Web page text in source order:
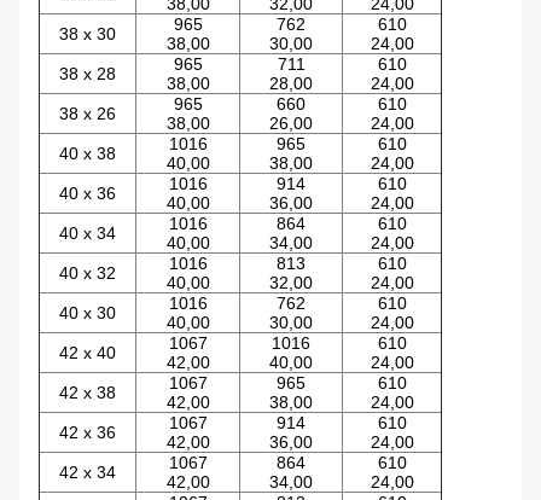
38 x 30
965
38,00
762
30,00
610
24,00
38 x 28
965
38,00
711
28,00
610
24,00
38 x 26
965
38,00
660
26,00
610
24,00
40 x 38
1016
40,00
965
38,00
610
24,00
40 x 36
1016
40,00
914
36,00
610
24,00
40 x 34
1016
40,00
864
34,00
610
24,00
40 x 32
1016
40,00
813
32,00
610
24,00
40 x 30
1016
40,00
762
30,00
610
24,00
42 x 40
1067
42,00
1016
40,00
610
24,00
42 x 38
1067
42,00
965
38,00
610
24,00
42 x 36
1067
42,00
914
36,00
610
24,00
42 x 34
1067
42,00
864
34,00
610
24,00